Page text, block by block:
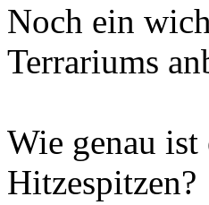
Noch ein
Terrariums
Wie genau
Hitzespitzen?